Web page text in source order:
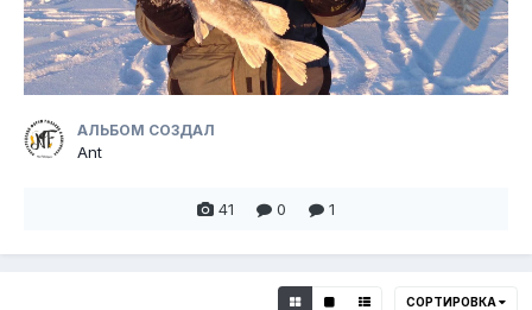
АЛЬБОМ СОЗДАЛ
Ant
41 0 1
СОРТИРОВКА